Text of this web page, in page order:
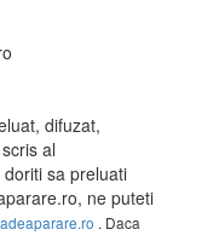
difuzat,
al
sa preluati
ne puteti
. Daca